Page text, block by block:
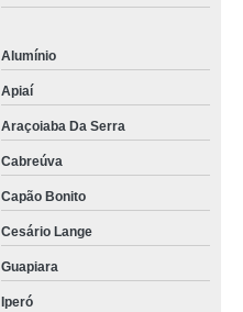
Alumínio
Apiaí
Araçoiaba Da Serra
Cabreúva
Capão Bonito
Cesário Lange
Guapiara
Iperó